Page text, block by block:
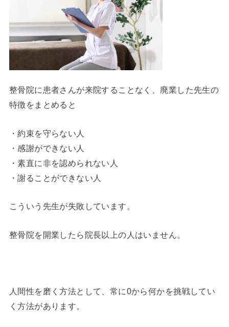
整骨院に患者さんが来院することなく、廃業した先生の
特徴をまとめると
・約束を守らない人
・感謝ができない人
・素直に非を認められない人
・謝ることができない人
こういう先生が失敗しています。
整骨院を開業したら院長以上の人はいません。
人間性を磨く方法として、常に0から何かを挑戦してい
く方法があります。